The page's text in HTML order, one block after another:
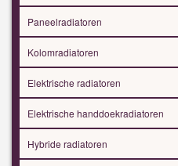
Paneelradiatoren
Kolomradiatoren
Elektrische radiatoren
Elektrische handdoekradiatoren
Hybride radiatoren